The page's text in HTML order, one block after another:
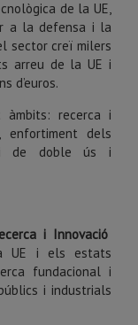
de la UE,
a la defensa i la
sector creï milers
arreu de la UE i
d’euros.
àmbits: recerca i
enfortiment dels
i de doble ús i
i Innovació
UE i els estats
fundacional i
i industrials